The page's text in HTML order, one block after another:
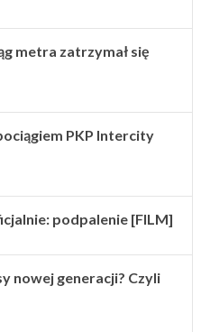
metra zatrzymał się
PKP Intercity
podpalenie [FILM]
nowej generacji? Czyli